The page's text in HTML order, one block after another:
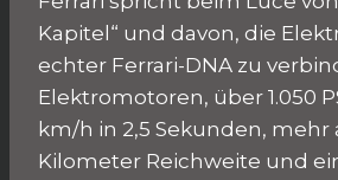
Kapitel“ und davon, die
echter Ferrari-DNA zu
Elektromotoren, über 1.050
km/h in 2,5 Sekunden, mehr
Kilometer Reichweite und